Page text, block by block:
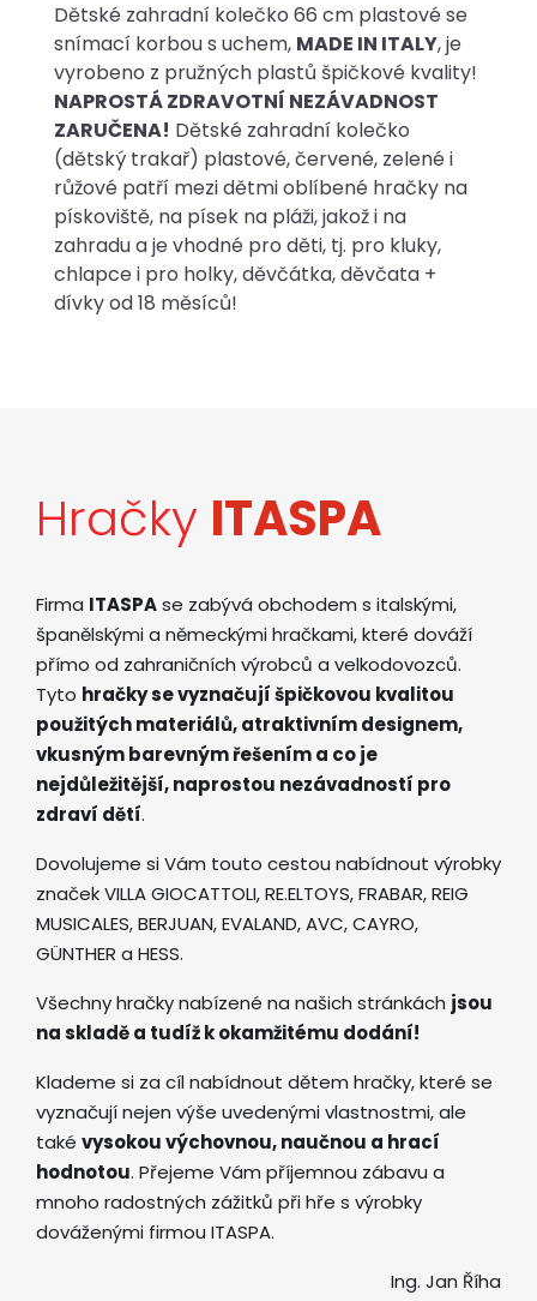
Dětské zahradní kolečko 66 cm plastové se
snímací korbou s uchem, MADE IN ITALY, je
vyrobeno z pružných plastů špičkové kvality!
NAPROSTÁ ZDRAVOTNÍ NEZÁVADNOST
ZARUČENA! Dětské zahradní kolečko
(dětský trakař) plastové, červené, zelené i
růžové patří mezi dětmi oblíbené hračky na
pískoviště, na písek na pláži, jakož i na
zahradu a je vhodné pro děti, tj. pro kluky,
chlapce i pro holky, děvčátka, děvčata +
dívky od 18 měsíců!
Hračky ITASPA
Firma ITASPAse zabývá obchodem s italskými,
španělskými a německými hračkami, které dováží
přímo od zahraničních výrobců a velkodovozců.
Tyto hračky se vyznačují špičkovou kvalitou
použitých materiálů, atraktivním designem,
vkusným barevným řešením a co je
nejdůležitější, naprostou nezávadností pro
zdraví dětí.
Dovolujeme si Vám touto cestou nabídnout výrobky
značek VILLA GIOCATTOLI, RE.ELTOYS, FRABAR, REIG
MUSICALES, BERJUAN, EVALAND, AVC, CAYRO,
GÜNTHER a HESS.
Všechny hračky nabízené na našich stránkách jsou
na skladě a tudíž k okamžitému dodání!
Klademe si za cíl nabídnout dětem hračky, které se
vyznačují nejen výše uvedenými vlastnostmi, ale
také vysokou výchovnou, naučnou a hrací
hodnotou. Přejeme Vám příjemnou zábavu a
mnoho radostných zážitků při hře s výrobky
dováženými firmou ITASPA.
Ing. Jan Říha